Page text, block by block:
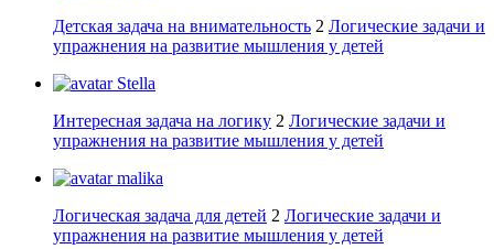
Детская задача на внимательность 2 Логические задачи и
упражнения на развитие мышления у детей
Stella
Интересная задача на логику 2 Логические задачи и
упражнения на развитие мышления у детей
malika
Логическая задача для детей 2 Логические задачи и
упражнения на развитие мышления у детей